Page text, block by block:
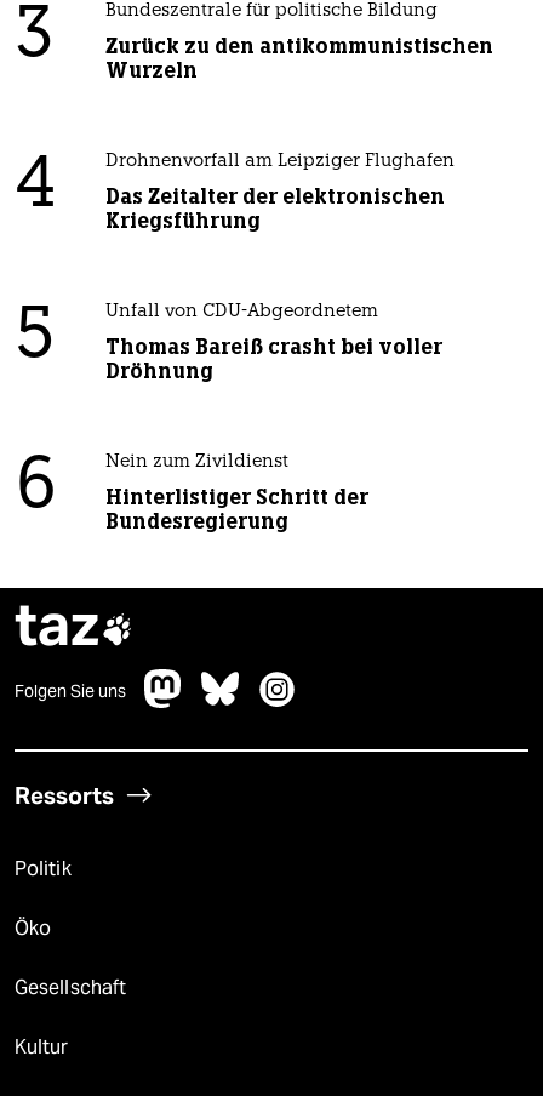
3 Bundeszentrale für politische Bildung
Zurück zu den antikommunistischen
Wurzeln
4 Drohnenvorfall am Leipziger Flughafen
Das Zeitalter der elektronischen
Kriegsführung
5 Unfall von CDU-Abgeordnetem
Thomas Bareiß crasht bei voller
Dröhnung
6 Nein zum Zivildienst
Hinterlistiger Schritt der
Bundesregierung
taz
Folgen Sie uns
Ressorts
Politik
Öko
Gesellschaft
Kultur